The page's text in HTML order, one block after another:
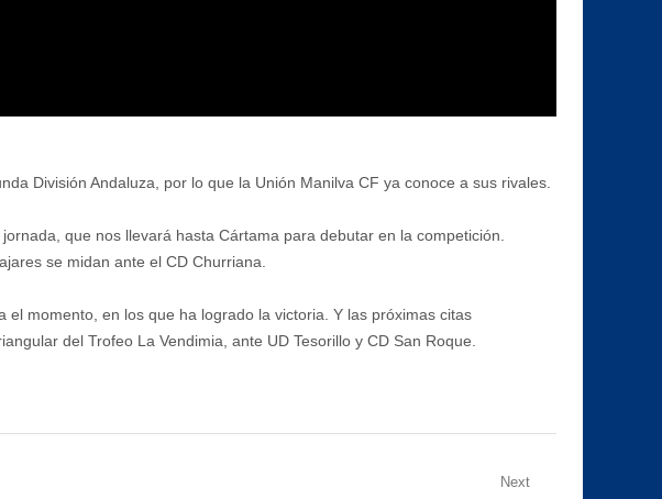
División Andaluza, por lo que la Unión Manilva CF ya conoce a sus rivales.
que nos llevará hasta Cártama para debutar en la competición.
se midan ante el CD Churriana.
momento, en los que ha logrado la victoria. Y las próximas citas
del Trofeo La Vendimia, ante UD Tesorillo y CD San Roque.
Next